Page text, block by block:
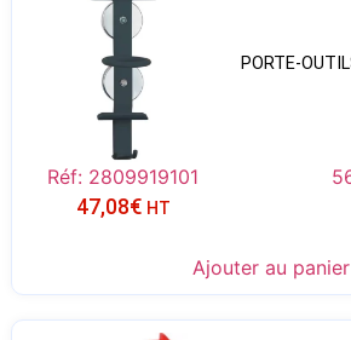
PORTE-
Réf: 2809919101
47,08€ HT
Ajouter au panier